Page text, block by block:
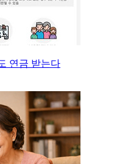
연금 받는다